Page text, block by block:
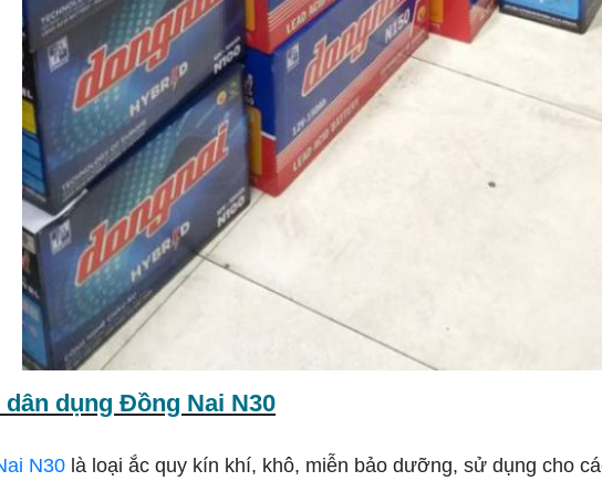
dụng Đồng Nai N30
N30 là loại ắc quy kín khí, khô, miễn bảo dưỡng, sử dụng cho